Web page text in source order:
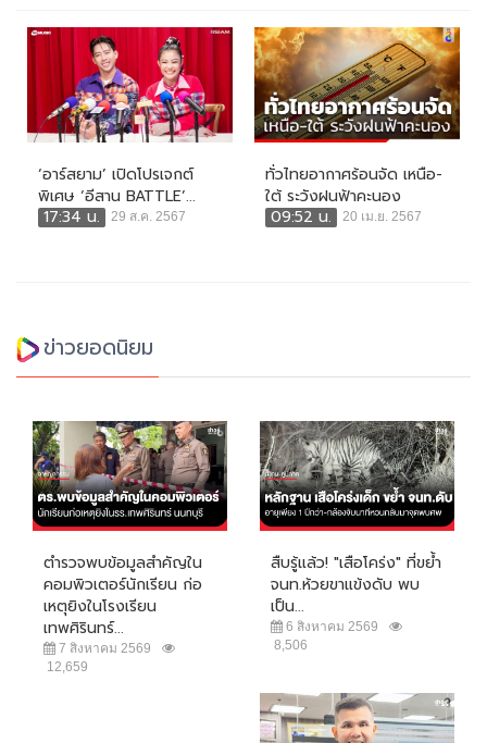
‘อาร์สยาม’ เปิดโปรเจกต์
พิเศษ ‘อีสาน BATTLE’...
17:34 น.
29 ส.ค. 2567
ทั่วไทยอากาศร้อนจัด เหนือ-
ใต้ ระวังฝนฟ้าคะนอง
09:52 น.
20 เม.ย. 2567
ข่าวยอดนิยม
ตำรวจพบข้อมูลสำคัญใน
คอมพิวเตอร์นักเรียน ก่อ
เหตุยิงในโรงเรียน
เทพศิรินทร์...
7 สิงหาคม 2569
12,659
สืบรู้แล้ว! "เสือโคร่ง" ที่ขย้ำ
จนท.ห้วยขาแข้งดับ พบ
เป็น...
6 สิงหาคม 2569
8,506